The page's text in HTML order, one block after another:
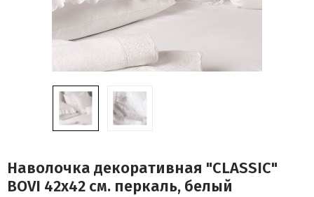
Наволочка декоративная "CLASSIC"
BOVI 42х42 см. перкаль, белый